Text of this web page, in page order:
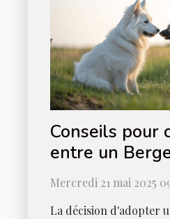
Conseils pour
entre un
Suisse et un
Américain
Mercredi 21 mai 2025
La décision d'adopter